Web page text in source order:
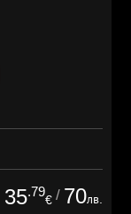
35.79
€ / 70лв.